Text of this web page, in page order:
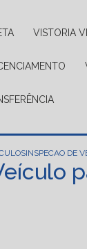
VISTORIA
INSPECAO DE